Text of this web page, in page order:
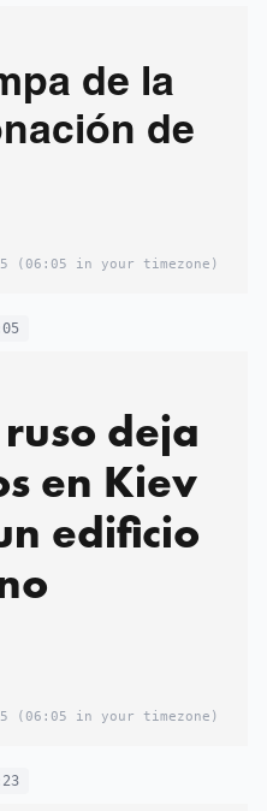
de la
de
(06:05 in your timezone)
deja
en Kiev
edificio
(06:05 in your timezone)